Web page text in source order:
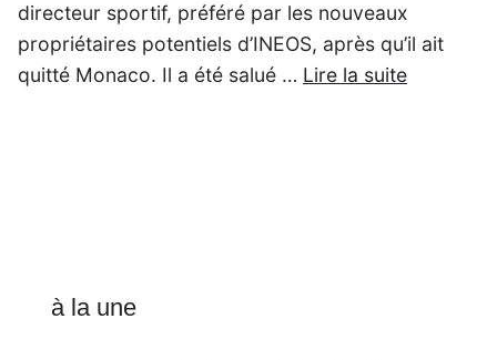
directeur sportif, préféré par les nouveaux
propriétaires potentiels d’INEOS, après qu’il ait
quitté Monaco. Il a été salué … Lire la suite
à la une